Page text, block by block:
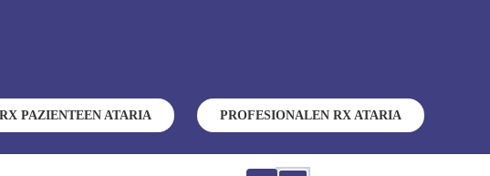
RX PAZIENTEEN ATARIA PROFESIONALEN RX ATARIA